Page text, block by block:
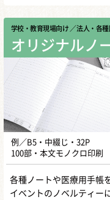
学校・教育現場向け ／ 法人・各
オリジナルノ
例／B5・中綴じ・32P
100部・本文モノクロ印刷
各種ノートや医療用手帳
イベントのノベルティー